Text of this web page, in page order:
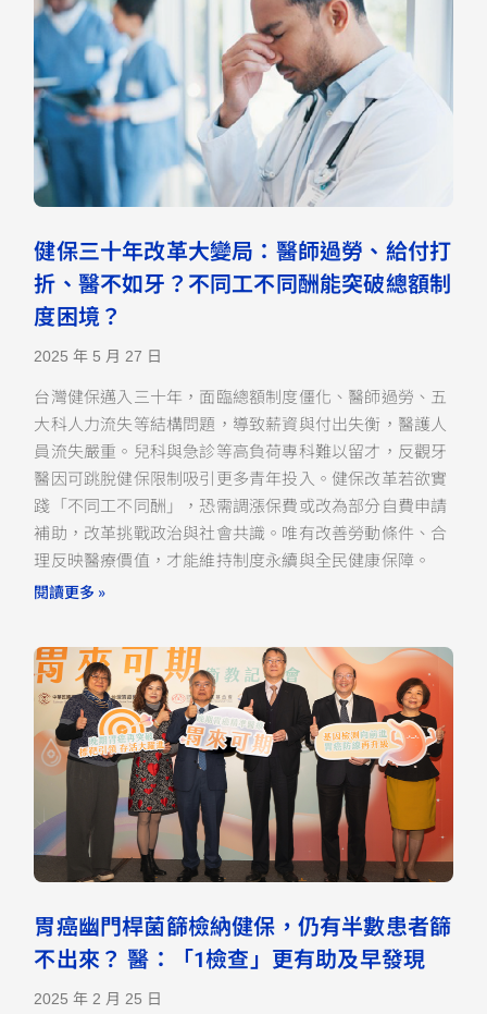
健保三十年改革大變局：醫師過勞、給付打
折、醫不如牙？不同工不同酬能突破總額制
度困境？
2025 年 5 月 27 日
台灣健保邁入三十年，面臨總額制度僵化、醫師過勞、五
大科人力流失等結構問題，導致薪資與付出失衡，醫護人
員流失嚴重。兒科與急診等高負荷專科難以留才，反觀牙
醫因可跳脫健保限制吸引更多青年投入。健保改革若欲實
踐「不同工不同酬」，恐需調漲保費或改為部分自費申請
補助，改革挑戰政治與社會共識。唯有改善勞動條件、合
理反映醫療價值，才能維持制度永續與全民健康保障。
閱讀更多 »
胃癌幽門桿菌篩檢納健保，仍有半數患者篩
不出來？ 醫：「1檢查」更有助及早發現
2025 年 2 月 25 日